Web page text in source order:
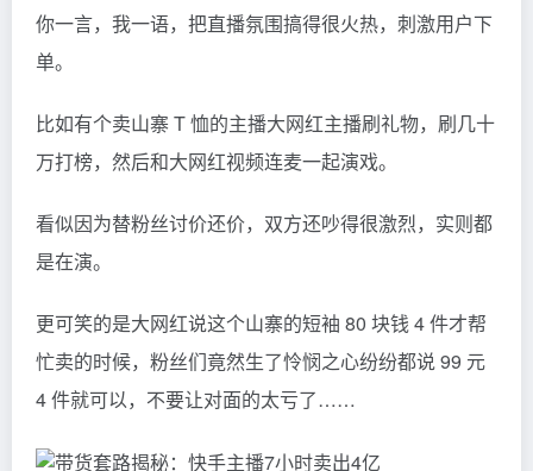
你一言，我一语，把直播氛围搞得很火热，刺激用户下
单。
比如有个卖山寨 T 恤的主播大网红主播刷礼物，刷几十
万打榜，然后和大网红视频连麦一起演戏。
看似因为替粉丝讨价还价，双方还吵得很激烈，实则都
是在演。
更可笑的是大网红说这个山寨的短袖 80 块钱 4 件才帮
忙卖的时候，粉丝们竟然生了怜悯之心纷纷都说 99 元
4 件就可以，不要让对面的太亏了……